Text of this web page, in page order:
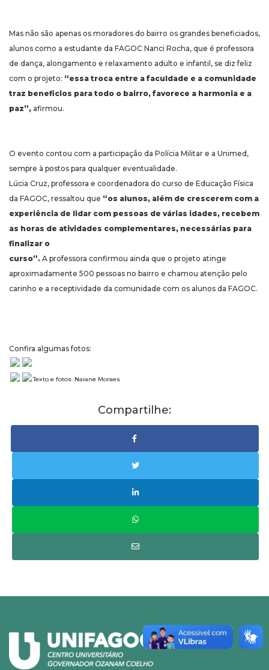
Mas não são apenas os moradores do bairro os grandes beneficiados,
alunos como a estudante da FAGOC Nanci Rocha, que é professora
de dança, alongamento e relaxamento adulto e infantil, se diz feliz
com o projeto: “essa troca entre a faculdade e a comunidade
traz beneficios para todo o bairro, favorece a harmonia e a
paz”, afirmou.
O evento contou com a participação da Polícia Militar e a Unimed,
sempre à postos para qualquer eventualidade.
Lúcia Cruz, professora e coordenadora do curso de Educação Física
da FAGOC, ressaltou que “os alunos, além de crescerem com a
experiência de lidar com pessoas de várias idades, recebem
as horas de atividades complementares, necessárias para
finalizar o
curso”. A professora confirmou ainda que o projeto atinge
aproximadamente 500 pessoas no bairro e chamou atenção pelo
carinho e a receptividade da comunidade com os alunos da FAGOC.
Confira algumas fotos:
Texto e fotos: Naiane Moraes
Compartilhe: